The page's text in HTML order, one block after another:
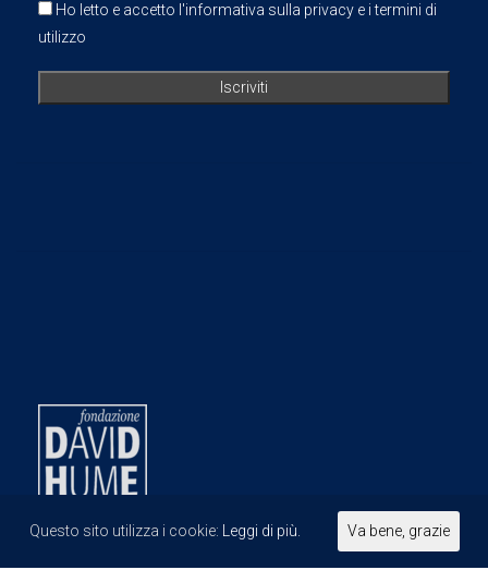
Ho letto e accetto l'informativa sulla privacy e i termini di
utilizzo
Questo sito utilizza i cookie: Leggi di più. Va bene, grazie